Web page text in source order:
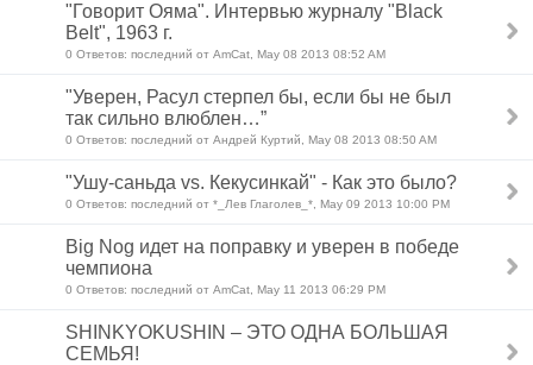
"Говорит Ояма". Интервью журналу "Black
Belt", 1963 г.
0 Ответов: последний от AmCat, May 08 2013 08:52 AM
"Уверен, Расул стерпел бы, если бы не был
так сильно влюблен…”
0 Ответов: последний от Андрей Куртий, May 08 2013 08:50 AM
"Ушу-саньда vs. Кекусинкай" - Как это было?
0 Ответов: последний от *_Лев Глаголев_*, May 09 2013 10:00 PM
Big Nog идет на поправку и уверен в победе
чемпиона
0 Ответов: последний от AmCat, May 11 2013 06:29 PM
SHINKYOKUSHIN – ЭТО ОДНА БОЛЬШАЯ
СЕМЬЯ!